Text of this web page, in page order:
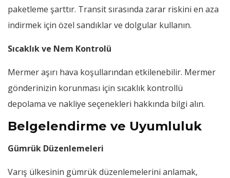
paketleme şarttır. Transit sırasında zarar riskini en aza
indirmek için özel sandıklar ve dolgular kullanın.
Sıcaklık ve Nem Kontrolü
Mermer aşırı hava koşullarından etkilenebilir. Mermer
gönderinizin korunması için sıcaklık kontrollü
depolama ve nakliye seçenekleri hakkında bilgi alın.
Belgelendirme ve Uyumluluk
Gümrük Düzenlemeleri
Varış ülkesinin gümrük düzenlemelerini anlamak,